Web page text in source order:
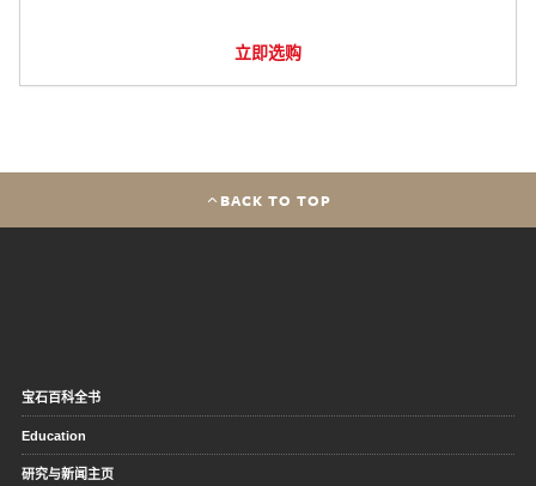
立即选购
BACK TO TOP
宝石百科全书
Education
研究与新闻主页